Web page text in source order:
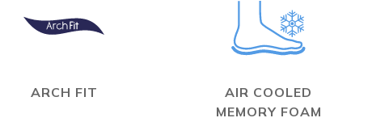
ARCH FIT
AIR COOLED
MEMORY FOAM